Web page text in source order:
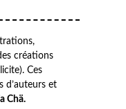
créations
Ces
d’auteurs et
Chä.